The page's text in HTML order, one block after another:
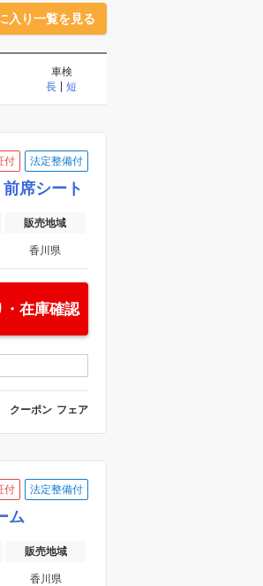
・クーラー
装置
止装置
入り一覧を見る
車検
長
短
付 法定整備付
席シート
販売地域
香川県
・在庫確認
クーポン フェア
付 法定整備付
ム
販売地域
香川県